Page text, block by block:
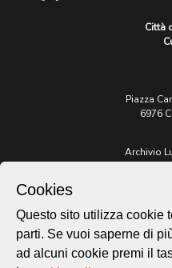
Città
Piazza
6976
Archivio
Sito
Cookies
Questo sito utilizza cookie
parti. Se vuoi saperne di
ad alcuni cookie premi il